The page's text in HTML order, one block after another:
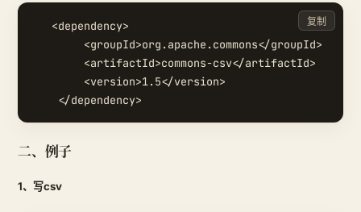
   <dependency>
        <groupId>org.apache.commons</groupId>
        <artifactId>commons-csv</artifactId>
        <version>1.5</version>
复制
二、例子
1、写csv